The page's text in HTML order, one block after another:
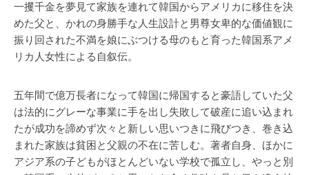
一攫千金を夢見て家族を連れて韓国からアメリカに移住を決
めた父と、かれの身勝手な人生設計と男尊女卑的な価値観に
振り回された不満を娘にぶつける母のもと育った韓国系アメ
リカ人女性による自叙伝。
五年間で億万長者になって韓国に帰国すると豪語していた父
は法的にグレーな事業に手を出し失敗して破産に追い込まれ
たが成功を諦めず次々と新しい思いつきに飛びつき、巻き込
まれた家族は貧困と父親の不在に苦しむ。著者自身、ほかに
アジア系の子どもがほとんどいない学校で孤立し、やっと別